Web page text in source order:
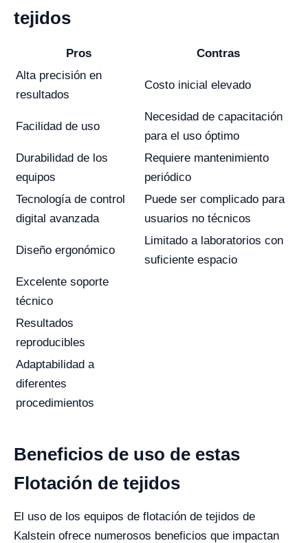
tejidos
Pros
Contras
Alta precisión en
resultados
Costo inicial elevado
Facilidad de uso
Necesidad de capacitación
para el uso óptimo
Durabilidad de los
equipos
Requiere mantenimiento
periódico
Tecnología de control
digital avanzada
Puede ser complicado para
usuarios no técnicos
Diseño ergonómico
Limitado a laboratorios con
suficiente espacio
Excelente soporte
técnico
Resultados
reproducibles
Adaptabilidad a
diferentes
procedimientos
Beneficios de uso de estas
Flotación de tejidos
El uso de los equipos de flotación de tejidos de
Kalstein ofrece numerosos beneficios que impactan